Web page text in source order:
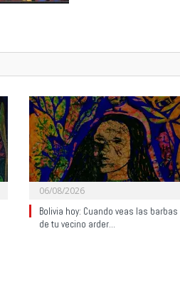
06/08/2026
Bolivia hoy: Cuando veas las barbas
de tu vecino arder…